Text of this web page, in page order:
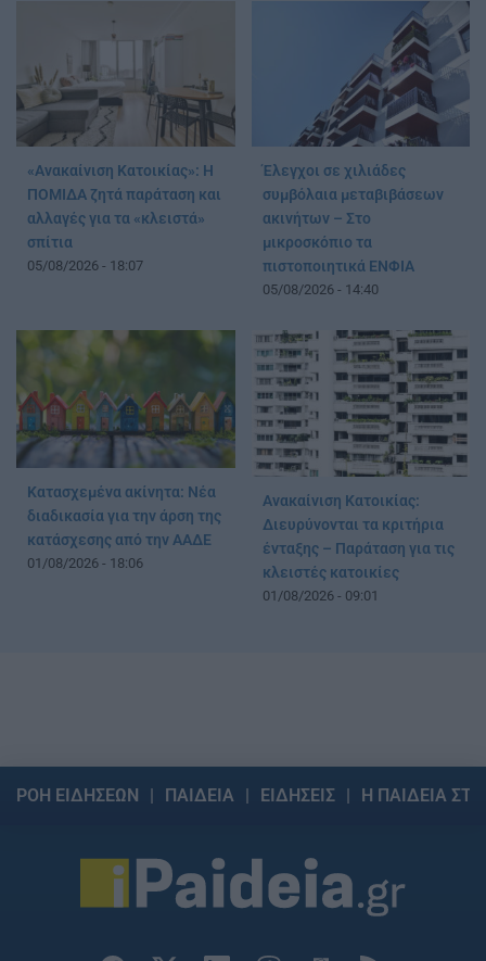
«Ανακαίνιση Κατοικίας»: Η
ΠΟΜΙΔΑ ζητά παράταση και
αλλαγές για τα «κλειστά»
σπίτια
05/08/2026 - 18:07
Έλεγχοι σε χιλιάδες
συμβόλαια μεταβιβάσεων
ακινήτων – Στο
μικροσκόπιο τα
πιστοποιητικά ΕΝΦΙΑ
05/08/2026 - 14:40
Κατασχεμένα ακίνητα: Νέα
διαδικασία για την άρση της
κατάσχεσης από την ΑΑΔΕ
01/08/2026 - 18:06
Ανακαίνιση Κατοικίας:
Διευρύνονται τα κριτήρια
ένταξης – Παράταση για τις
κλειστές κατοικίες
01/08/2026 - 09:01
ΡΟΗ ΕΙΔΗΣΕΩΝ ΠΑΙΔΕΙΑ ΕΙΔΗΣΕΙΣ Η ΠΑΙΔΕΙΑ